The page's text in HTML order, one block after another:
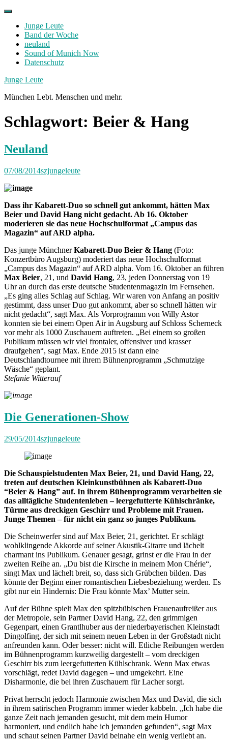
Skip
contentJunge Leute
Band der Woche
neuland
Sound of Munich Now
Datenschutz
Facebook
Twitter
Instagram
Junge Leute
München Lebt. Menschen und mehr.
Schlagwort: Beier & Hang
Neuland
07/08/2014szjungeleute
Dass ihr Kabarett-Duo so schnell gut ankommt, hätten Max
Beier und David Hang nicht gedacht. Ab 16. Oktober
moderieren sie das neue Hochschulformat „Campus das
Magazin“ auf ARD alpha.
Das junge MünchnerKabarett-Duo Beier & Hang (Foto:
Konzertbüro Augsburg) moderiert das neue Hochschulformat
„Campus das Magazin“ auf ARD alpha. Vom 16. Oktober an führen
Max Beier, 21, und David Hang, 23, jeden Donnerstag von 19
Uhr an durch das erste deutsche Studentenmagazin im Fernsehen.
„Es ging alles Schlag auf Schlag. Wir waren von Anfang an positiv
gestimmt, dass unser Duo gut ankommt, aber so schnell hätten wir
nicht gedacht“, sagt Max. Als Vorprogramm von Willy Astor
konnten sie bei einem Open Air in Augsburg auf Schloss Scherneck
vor mehr als 1000 Zuschauern auftreten. „Bei einem so großen
Publikum müssen wir viel frontaler, offensiver und krasser
draufgehen“, sagt Max. Ende 2015 ist dann eine
Deutschlandtournee mit ihrem Bühnenprogramm „Schmutzige
Wäsche“ geplant.
Stefanie Witterauf
Die Generationen-Show
29/05/2014szjungeleute
Die Schauspielstudenten Max Beier, 21, und David Hang, 22,
treten auf deutschen Kleinkunstbühnen als Kabarett-Duo
“Beier & Hang” auf. In ihrem Bühenprogramm verarbeiten sie
das alltägliche Studentenleben – leergefutterte Kühlschränke,
Türme aus dreckigen Geschirr und Probleme mit Frauen.
Junge Themen – für nicht ein ganz so junges Publikum.
Die Scheinwerfer sind auf Max Beier, 21, gerichtet. Er schlägt
wohlklingende Akkorde auf seiner Akustik-Gitarre und lächelt
charmant ins Publikum. Genauer gesagt, grinst er die Frau in der
zweiten Reihe an. „Du bist die Kirsche in meinem Mon Chérie“,
singt Max und lächelt breit, so, dass sich Grübchen bilden. Das
könnte der Beginn einer romantischen Liebesbeziehung werden. Es
gibt nur ein Hindernis: Die Frau könnte Max’ Mutter sein.
Auf der Bühne spielt Max den spitzbübischen Frauenaufreißer aus
der Metropole, sein Partner David Hang, 22, den grimmigen
Gegenpart, einen Grantlhuber aus der niederbayerischen Kleinstadt
Dingolfing, der sich mit seinem neuen Leben in der Großstadt nicht
anfreunden kann. Oder besser: nicht will. Etliche Reibungen werden
im Bühnenprogramm kurzweilig dargestellt – vom dreckigen
Geschirr bis zum leergefutterten Kühlschrank. Wenn Max etwas
vorschlägt, redet David dagegen – und umgekehrt. Eine
Disharmonie, die bei ihren Zuschauern für Lacher sorgt.
Privat herrscht jedoch Harmonie zwischen Max und David, die sich
in ihrem satirischen Programm immer wieder kabbeln. „Ich habe die
ganze Zeit nach jemanden gesucht, mit dem mein Humor
harmoniert, und endlich habe ich jemanden gefunden“, sagt Max
und schaut seinen Partner David beinahe ein wenig verliebt an.